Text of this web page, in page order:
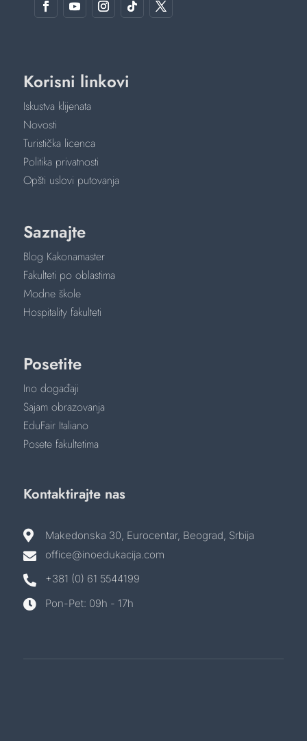
Korisni linkovi
Iskustva klijenata
Novosti
Turistička licenca
Politika privatnosti
Opšti uslovi putovanja
Saznajte
Blog Kakonamaster
Fakulteti po oblastima
Modne škole
Hospitality fakulteti
Posetite
Ino događaji
Sajam obrazovanja
EduFair Italiano
Posete fakultetima
Kontaktirajte nas

Makedonska 30, Eurocentar, Beograd, Srbija

office@inoedukacija.com

+381 (0) 61 5544199

Pon-Pet: 09h - 17h